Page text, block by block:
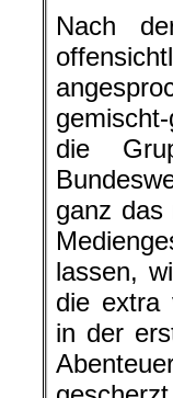
Nach
die
ganz das
lassen,
die extra
in der